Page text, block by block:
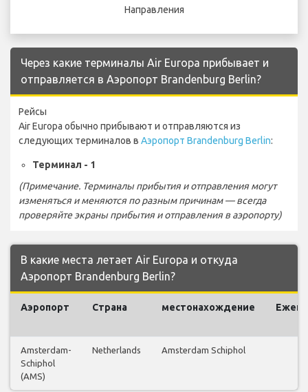
Направления
Через какие терминалы Air Europa прибывает и
отправляется в Аэропорт Brandenburg Berlin?
Рейсы
Air Europa обычно прибывают и отправляются из
следующих терминалов в Аэропорт Brandenburg Berlin:
Терминал - 1
(Примечание. Терминалы прибытия и отправления могут
изменяться и меняются по разным причинам — всегда
проверяйте экраны прибытия и отправления в аэропорту)
В какие места летает Air Europa и откуда
Аэропорт Brandenburg Berlin?
Аэропорт Страна местонахождение
Amsterdam-
Schiphol
(AMS)
Netherlands Amsterdam Schiphol